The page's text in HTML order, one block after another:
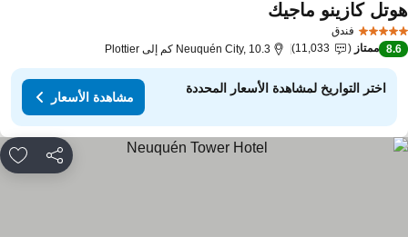
فندق
كازينو ماجيكمشاهدة الأسعار
8.6 ممتاز 11,033 Neuquén City, 10.3 كم إلى Plottier
اختر التواريخ لمشاهدة الأسعار المحددة
مشاهدة الأسعار
مشاركة